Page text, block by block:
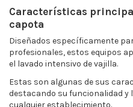
Características
capota
Diseñados específicamente
profesionales, estos equipos
el lavado intensivo de vajilla.
Estas son algunas de sus
destacando su funcionalidad y